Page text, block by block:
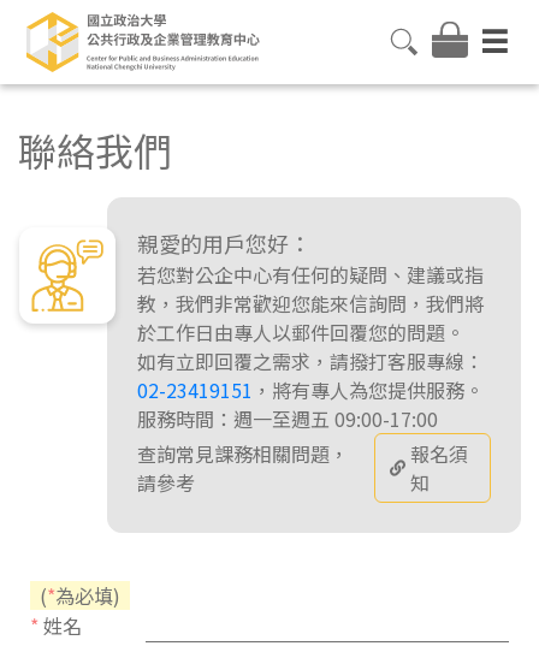
聯絡我們
親愛的用戶您好：
若您對公企中心有任何的疑問、建議或指
教，我們非常歡迎您能來信詢問，我們將
於工作日由專人以郵件回覆您的問題。
如有立即回覆之需求，請撥打客服專線：
02-23419151 ，將有專人為您提供服務。
服務時間：週一至週五 09:00-17:00
查詢常見課務相關問題，
請參考
報名須
知
(*為必填)
* 姓名